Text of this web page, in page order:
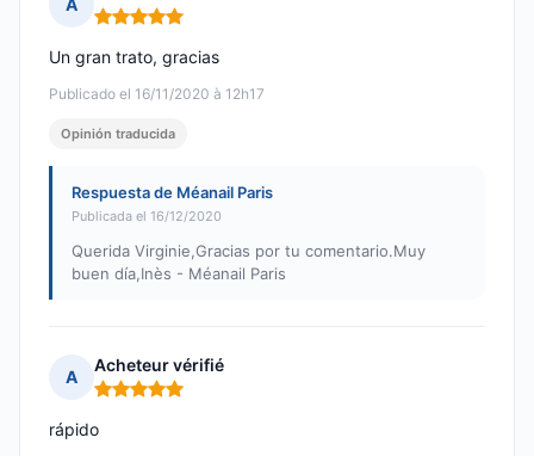
A
Nota: 5 de 5
Publicado el 16/11/2020 à 12h17
Un gran trato, gracias
Opinión traducida
Respuesta de Méanail Paris
Publicada el 16/12/2020
Querida Virginie,Gracias por tu comentario.Muy
buen día,Inès - Méanail Paris
A
Acheteur vérifié
Nota: 5 de 5
rápido